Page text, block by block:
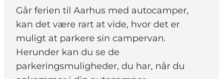
Transport
Går ferien til Aarhus med autocamper,
kan det være rart at vide, hvor det er
muligt at parkere sin campervan.
Herunder kan du se de
parkeringsmuligheder, du har, når du